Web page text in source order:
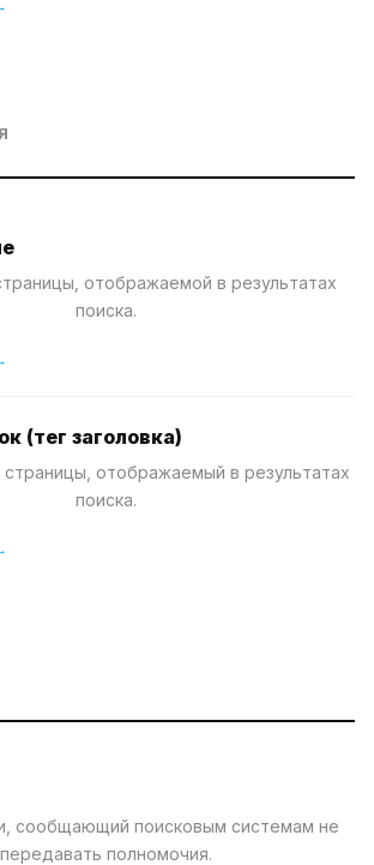
отображаемой в результатах
поиска.
(тег заголовка)
страницы, отображаемый в результатах
поиска.
сообщающий поисковым системам не
передавать полномочия.